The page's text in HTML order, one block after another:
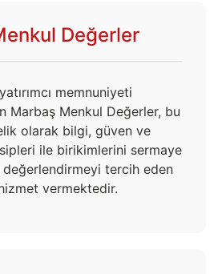
Değerler
memnuniyeti
Marbaş Menkul Değerler, bu
olarak bilgi, güven ve
ile birikimlerini sermaye
değerlendirmeyi tercih eden
vermektedir.